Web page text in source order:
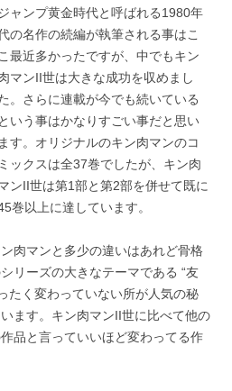
ャンプ黄金時代と呼ばれる1980年
の名作の続編が執筆される事はこ
こ最近多かったですが、中でもキン
マンII世は大きな成功を収めまし
。さらに連載が今でも続いている
という事はかなりすごい事だと思い
ます。オリジナルのキン肉マンのコ
ミックスは全37巻でしたが、キン肉
ンII世は第1部と第2部を併せて既に
巻以上に達しています。
肉マンと多少の違いはあれど骨格
リーズの大きなテーマである “友
たく変わっていない所が人気の秘
ます。キン肉マンII世に比べて他の
品と言っていいほど変わってる作